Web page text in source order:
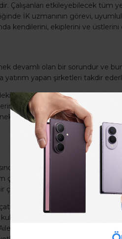
Çalışanları etkileyebilecek tüm
İK uzmanının görevi,
kendilerini, ekiplerini ve
devamlı olan bir sorundur ve
yatırım yapan şirketleri takdir
ihtiyaçları ve boşlukları analiz
şirket içinde kalmasını teşvik
çeker, çalışanların moralini
sağlam çalışma ilişkilerinin
adil ve tutarlı bir
ilişkileri programı olmasını
izlemek, yönetmek ve
kullanabilecekleri desteğe ve
Çalışma ve Sosyal Hizmetler